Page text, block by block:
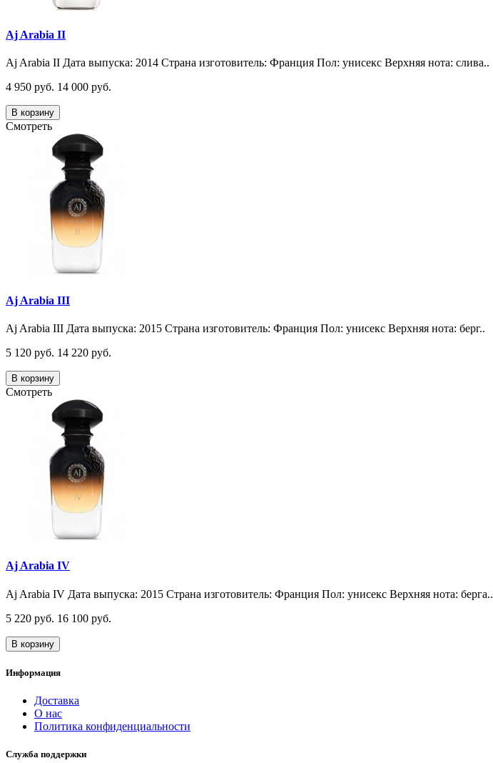
Aj Arabia II
Aj Arabia II Дата выпуска: 2014 Страна изготовитель: Франция Пол: унисекс Верхняя нота: слива..
4 950 руб. 14 000 руб.
В корзину
Смотреть
Aj Arabia III
Aj Arabia III Дата выпуска: 2015 Страна изготовитель: Франция Пол: унисекс Верхняя нота: берг..
5 120 руб. 14 220 руб.
В корзину
Смотреть
Aj Arabia IV
Aj Arabia IV Дата выпуска: 2015 Страна изготовитель: Франция Пол: унисекс Верхняя нота: берга..
5 220 руб. 16 100 руб.
В корзину
Информация
Доставка
О нас
Политика конфиденциальности
Служба поддержки